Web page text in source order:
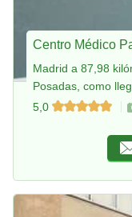
Centro Médico
Madrid a 87,98
Posadas, como
5,0